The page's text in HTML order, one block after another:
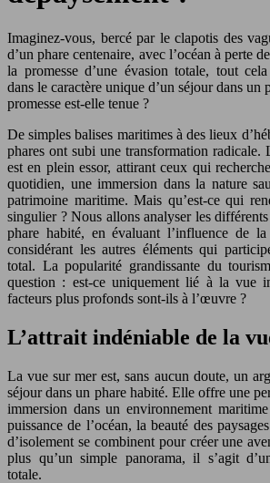
Imaginez-vous, bercé par le clapotis des
d’un phare centenaire, avec l’océan à perte
la promesse d’une évasion totale, tout
dans le caractère unique d’un séjour dans un
promesse est-elle tenue ?
De simples balises maritimes à des lieux
phares ont subi une transformation radicale.
est en plein essor, attirant ceux qui
quotidien, une immersion dans la nature
patrimoine maritime. Mais qu’est-ce qui
singulier ? Nous allons analyser les différents
phare habité, en évaluant l’influence de
considérant les autres éléments qui
total. La popularité grandissante du
question : est-ce uniquement lié à la vue
facteurs plus profonds sont-ils à l’œuvre ?
L’attrait indéniable de la
La vue sur mer est, sans aucun doute, un
séjour dans un phare habité. Elle offre une
immersion dans un environnement
puissance de l’océan, la beauté des
d’isolement se combinent pour créer une
plus qu’un simple panorama, il s’agit
totale.